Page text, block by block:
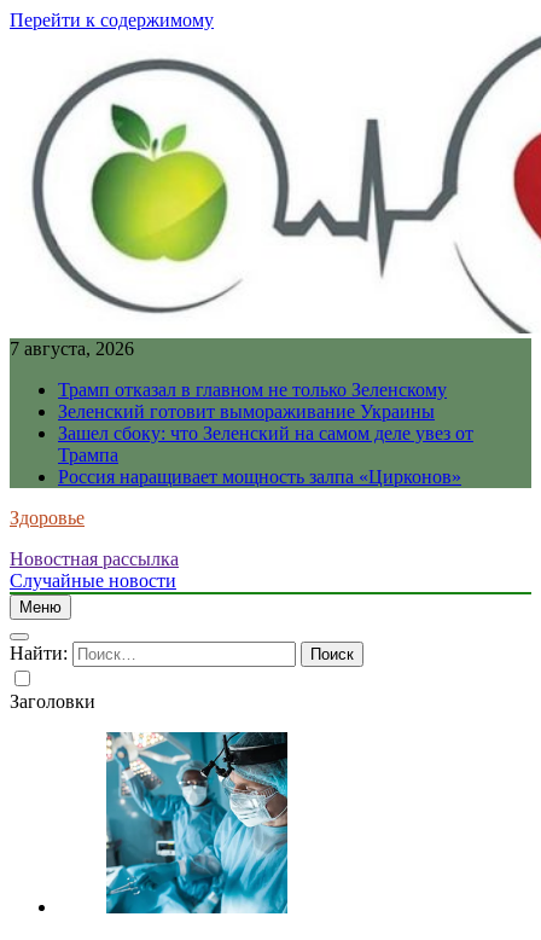
Перейти к содержимому
7 августа, 2026
Трамп отказал в главном не только Зеленскому
Зеленский готовит вымораживание Украины
Зашел сбоку: что Зеленский на самом деле увез от
Трампа
Россия наращивает мощность залпа «Цирконов»
Здоровье
Новостная рассылка
Случайные новости
Меню
Найти:
Заголовки